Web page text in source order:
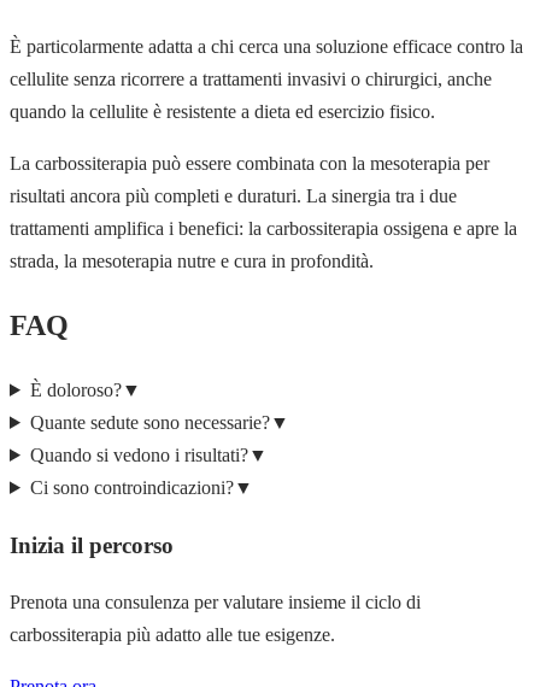
È particolarmente adatta a chi cerca una soluzione efficace contro la
cellulite senza ricorrere a trattamenti invasivi o chirurgici, anche
quando la cellulite è resistente a dieta ed esercizio fisico.
La carbossiterapia può essere combinata con la mesoterapia per
risultati ancora più completi e duraturi. La sinergia tra i due
trattamenti amplifica i benefici: la carbossiterapia ossigena e apre la
strada, la mesoterapia nutre e cura in profondità.
FAQ
È doloroso?▼
Quante sedute sono necessarie?▼
Quando si vedono i risultati?▼
Ci sono controindicazioni?▼
Inizia il percorso
Prenota una consulenza per valutare insieme il ciclo di
carbossiterapia più adatto alle tue esigenze.